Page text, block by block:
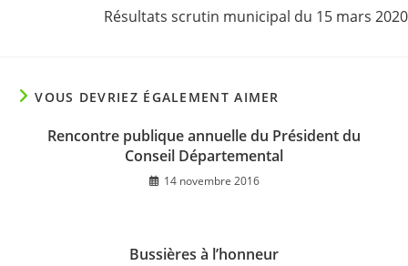
Résultats scrutin municipal du 15 mars 2020
VOUS DEVRIEZ ÉGALEMENT AIMER
Rencontre publique annuelle du Président du
Conseil Départemental
14 novembre 2016
Bussières à l’honneur